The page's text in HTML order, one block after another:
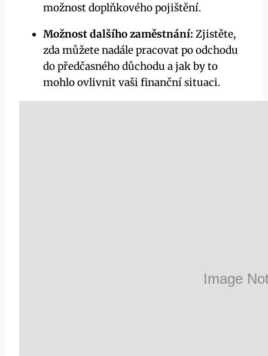
možnost doplňkového pojištění.
Možnost dalšího zaměstnání: Zjistěte,
zda můžete nadále pracovat po odchodu
do předčasného důchodu a jak by to
mohlo ovlivnit vaši finanční situaci.